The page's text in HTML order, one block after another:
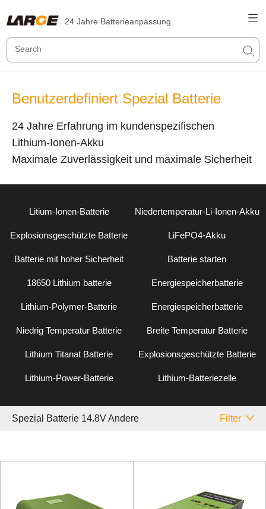
24 Jahre Batterieanpassung
Benutzerdefiniert Spezial Batterie
24 Jahre Erfahrung im kundenspezifischen
Lithium-Ionen-Akku
Maximale Zuverlässigkeit und maximale Sicherheit
Litium-Ionen-Batterie Niedertemperatur-Li-Ionen-Akku
Explosionsgeschützte Batterie LiFePO4-Akku
Batterie mit hoher Sicherheit Batterie starten
18650 Lithium batterie Energiespeicherbatterie
Lithium-Polymer-Batterie Energiespeicherbatterie
Niedrig Temperatur Batterie Breite Temperatur Batterie
Lithium Titanat Batterie Explosionsgeschützte Batterie
Lithium-Power-Batterie Lithium-Batteriezelle
Spezial Batterie 14.8V Andere Filter